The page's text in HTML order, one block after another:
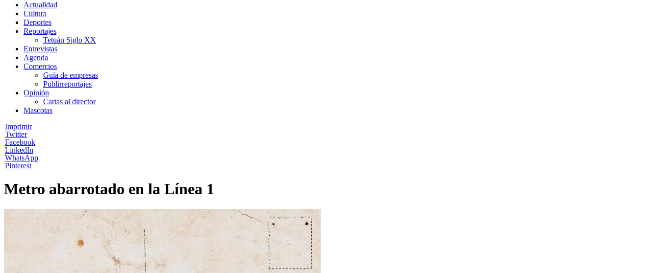
Actualidad
Cultura
Deportes
Reportajes
Tetuán Siglo XX
Entrevistas
Agenda
Comercios
Guía de empresas
Publirreportajes
Opinión
Cartas al director
Mascotas
Imprimir
Twitter
Facebook
LinkedIn
WhatsApp
Pinterest
Metro abarrotado en la Línea 1